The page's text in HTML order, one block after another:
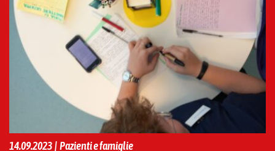
14.09.2023 | Pazienti e famiglie